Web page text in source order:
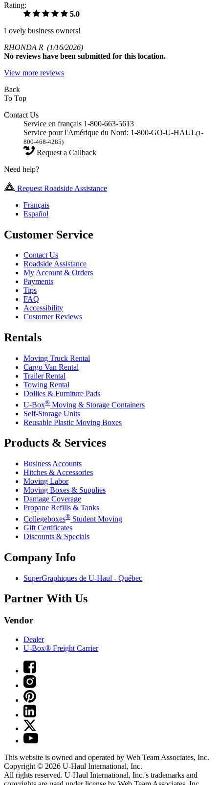
Rating:
5.0
Lovely business owners!
RHONDA R (1/16/2026)
No reviews have been submitted for this location.
View more reviews
Back
To Top
Contact Us
Service en français 1-800-663-5613
Service pour l'Amérique du Nord: 1-800-GO-U-HAUL(1-
800-468-4285)
Request a Callback
Need help?
Request Roadside Assistance
Français
Español
Customer Service
Contact Us
Roadside Assistance
My Account & Orders
Payments
Tips
FAQ
Accessibility
Customer Reviews
Rentals
Moving Truck Rental
Cargo Van Rental
Trailer Rental
Towing Rental
Dollies & Furniture Pads
U-Box® Moving & Storage Containers
Self-Storage Units
Reusable Plastic Moving Boxes
Products & Services
Business Accounts
Hitches & Accessories
Moving Labor
Moving Boxes & Supplies
Damage Coverage
Propane Refills & Tanks
Collegeboxes® Student Moving
Gift Certificates
Discounts & Specials
Company Info
SuperGraphiques de U-Haul - Québec
Partner With Us
Vendor
Dealer
U-Box® Freight Carrier
This website is owned and operated by Web Team Associates, Inc.
Copyright © 2026 U-Haul International, Inc.
All rights reserved. U-Haul International, Inc.'s trademarks and